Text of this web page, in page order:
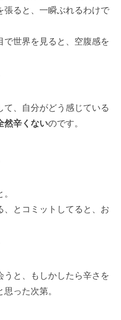
張ると、一瞬ぶれるわけで
で世界を見ると、空腹感を
て、自分がどう感じている
然辛くないのです。
、とコミットしてると、お
うと、もしかしたら辛さを
った次第。